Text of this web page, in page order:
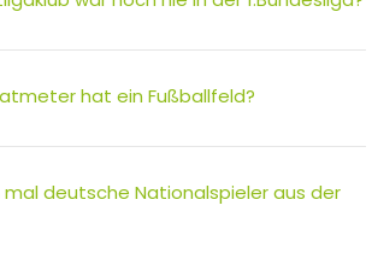
hat ein Fußballfeld?
deutsche Nationalspieler aus der